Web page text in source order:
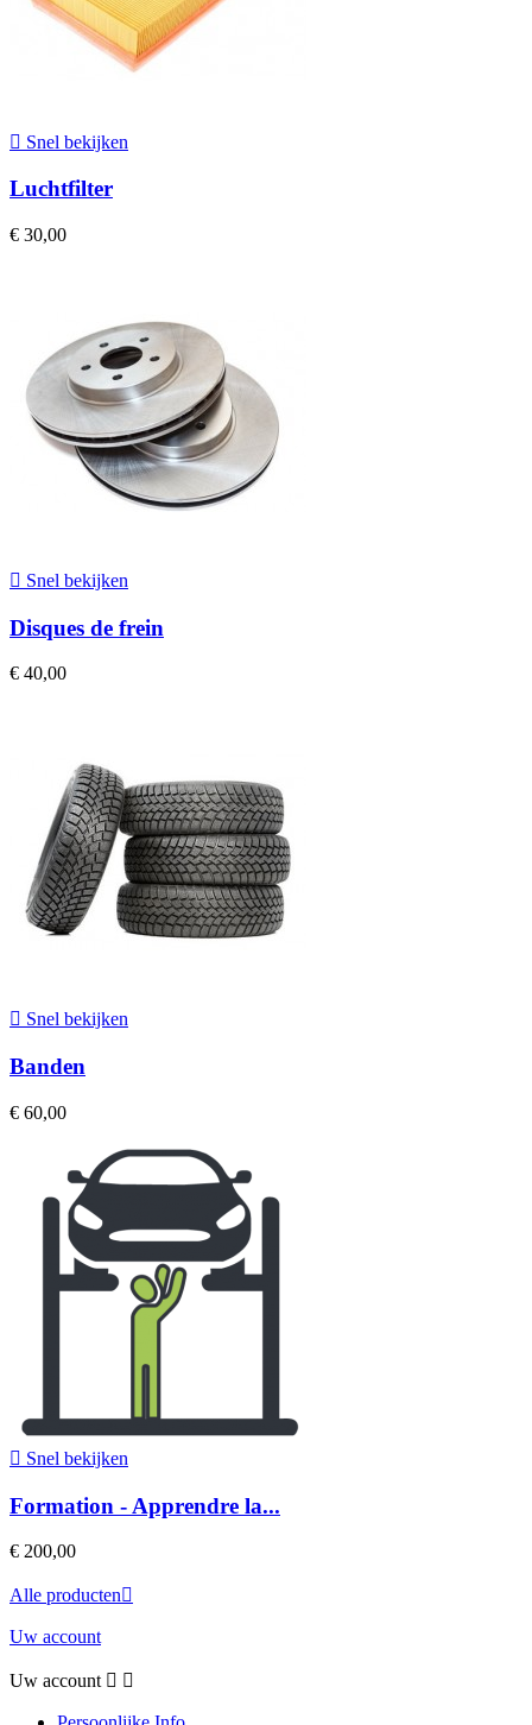
 Snel bekijken
Luchtfilter
€ 30,00
 Snel bekijken
Disques de frein
€ 40,00
 Snel bekijken
Banden
€ 60,00
 Snel bekijken
Formation - Apprendre la...
€ 200,00
Alle producten
Uw account
Uw account  